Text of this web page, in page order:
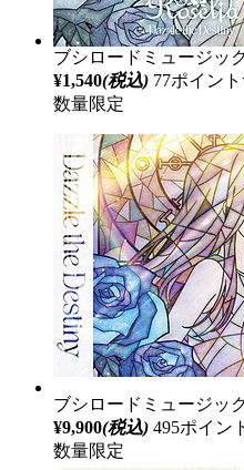
ブシロードミュージッ
¥1,540(税込) 77ポイン
数量限定
ブシロードミュージッ
¥9,900(税込) 495ポイン
数量限定